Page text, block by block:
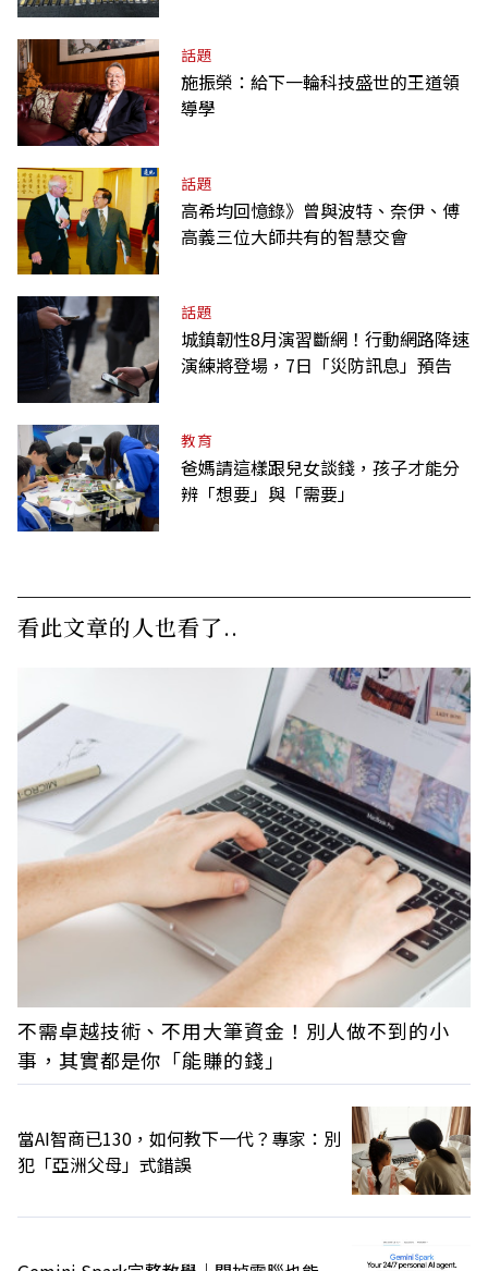
話題
施振榮：給下一輪科技盛世的王道領
導學
話題
高希均回憶錄》曾與波特、奈伊、傅
高義三位大師共有的智慧交會
話題
城鎮韌性8月演習斷網！行動網路降速
演練將登場，7日「災防訊息」預告
教育
爸媽請這樣跟兒女談錢，孩子才能分
辨「想要」與「需要」
看此文章的人也看了..
不需卓越技術、不用大筆資金！別人做不到的小
事，其實都是你「能賺的錢」
當AI智商已130，如何教下一代？專家：別
犯「亞洲父母」式錯誤